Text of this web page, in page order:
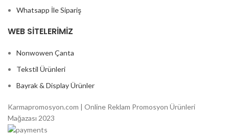
Whatsapp İle Sipariş
WEB SITELERIMIZ
Nonwowen Çanta
Tekstil Ürünleri
Bayrak & Display Ürünler
Karmapromosyon.com | Online Reklam Promosyon Ürünleri
Mağazası 2023